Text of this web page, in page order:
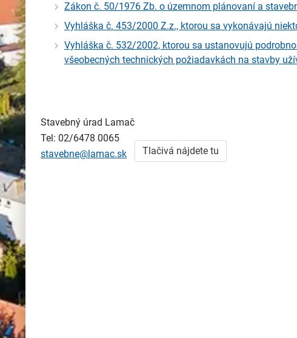
Zákon č. 50/1976 Zb. o územnom plánovaní a
Vyhláška č. 453/2000 Z.z., ktorou sa vykonávajú
Vyhláška č. 532/2002, ktorou sa ustanovujú
všeobecných technických požiadavkách na stavby
Stavebný úrad Lamač
Tel: 02/6478 0065
stavebne@lamac.sk
Tlačivá nájdete tu